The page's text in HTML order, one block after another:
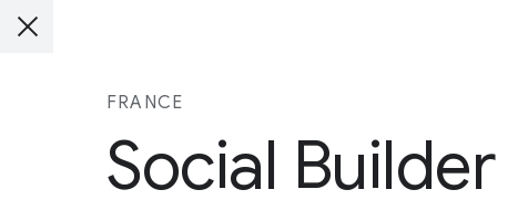
FRANCE
Social Builder